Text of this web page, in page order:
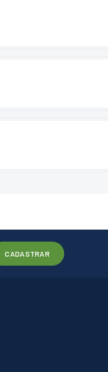
CADASTRAR